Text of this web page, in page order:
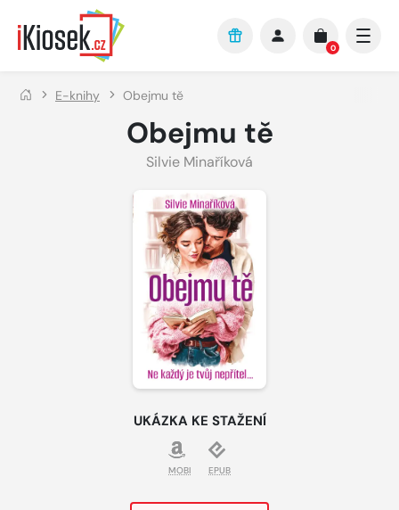
Přejít na hlavní obsah
0
E-knihy Obejmu tě
Obejmu tě
Silvie Minaříková
UKÁZKA KE STAŽENÍ
MOBI EPUB